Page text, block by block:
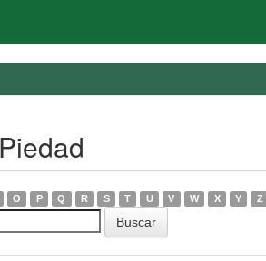
O P Q R S T U V W X Y Z